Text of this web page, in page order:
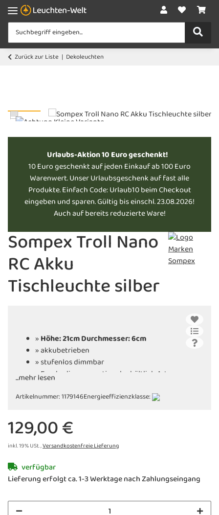
Zurück zur Liste Dekoleuchten
Urlaubs-Aktion 10 Euro geschenkt!
10 Euro geschenkt auf jeden Einkauf ab 100 Euro
Warenwert. Unser Urlaubsgeschenk auf fast alle
Produkte. Einfach Code: Urlaub10 beim Checkout
eingeben und sparen. Gültig bis einschl. 23.08.2026!
Auch auf bereits reduzierte Ware!
Sompex Troll Nano
RC Akku
Tischleuchte silber
»Höhe: 21cm Durchmesser: 6cm
» akkubetrieben
» stufenlos dimmbar
» Fernbedienung optional erhältlich Art.
» langlebige LED Technologie
» Schutzart IP54 - outdoortauglich
» inkl. praktischer Ladestation
...mehr lesen
Artikelnummer:1179146Energieeffizienzklasse:
129,00 €
inkl. 19% USt. ,Versandkostenfreie Lieferung
verfügbar
Lieferung erfolgt ca. 1-3 Werktage nach Zahlungseingang